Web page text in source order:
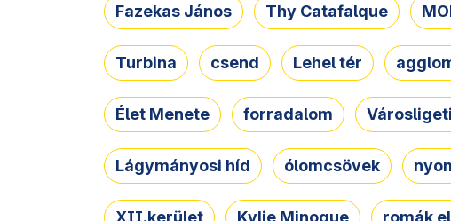
Fazekas János Thy Catafalque
Turbina csend Lehel tér
Élet Menete forradalom
Lágymányosi híd ólomcsövek
XII.kerület Kylie Minogue romák